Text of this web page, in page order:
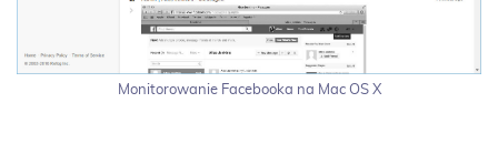
Monitorowanie Facebooka na Mac OS X